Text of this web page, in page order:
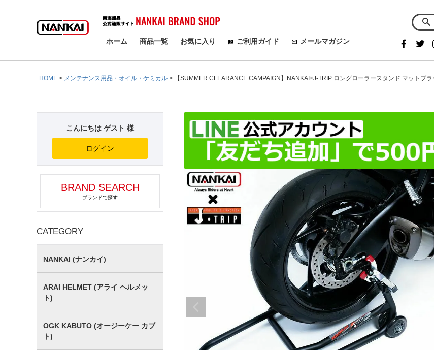
検索
ホーム 商品一覧 お気に入り ご利用ガイド メールマガジン
HOME メンテナンス用品・オイル・ケミカル 【SUMMER CLEARANCE CAMPAIGN】NANKAI×J-TRIP ロングローラースタンド マットブ
こんにちは ゲスト 様
ログイン
BRAND SEARCH
ブランドで探す
CATEGORY
NANKAI (ナンカイ)
ARAI HELMET (アライ ヘルメッ
ト)
OGK KABUTO (オージーケー カブ
ト)